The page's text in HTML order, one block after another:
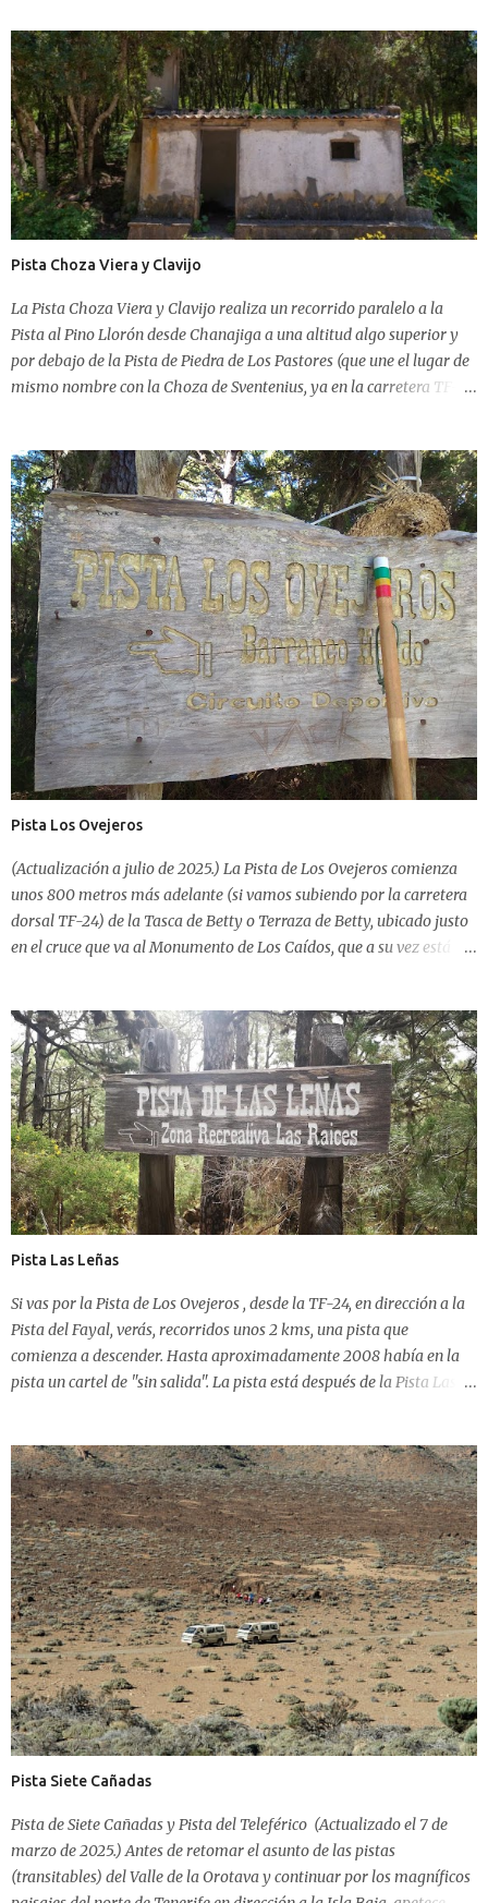
Piedra de Los Pastores, en sentido descendente por la Pista Vistas de
Sánchez. Antes de éstas hay una pista que sería la Pista del Corta
Fuegos. Antiguamente había uno que recorría la dorsal misma de
Tigaiga, además del propio recorrido vertical del cortafuegos existía
(y existe) una pista que va haciendo eses y va tocando cada tanto ese
antiguo cortafuegos. Ésta pista, el cortafuegos antiguo, una pista
que sube desde la Pista Campeches y que GRAFCAN etiqueta como
Pista Eucalipto así como la Pista Pesa de la Catalina se vienen a
encontrar en la Choza Viera y Clavijo (unas decenas de metros más
Pista Choza Viera y Clavijo
La Pista Choza Viera y Clavijo realiza un recorrido paralelo a la
Pista al Pino Llorón desde Chanajiga a una altitud algo superior y
por debajo de la Pista de Piedra de Los Pastores (que une el lugar de
mismo nombre con la Choza de Sventenius, ya en la carretera TF-21
vieja carretera trazada décadas atrás pero que nunca llegó a ser
asfaltada, ya que es una de las poquisimas pistas que en su
realización incluye malecones, muros y hasta algún disimulado
puente pegado a la ladera vertical de Tigaiga. Es uno de los últimos
lugares que aún conserva un refugio de montaña creado por la
antigua ICONA . Con el paso de estos últimos años, los últimos
incendios y el vandalismo, se ha ido deteriorando bastante, pero
hasta no hace mucho aún era habitual encontrar restos de fuego en
su interior y rastros de haber sido usada por senderistas,
especialmente en invierno. Esta...
Pista Los Ovejeros
(Actualización a julio de 2025.) La Pista de Los Ovejeros comienza
unos 800 metros más adelante (si vamos subiendo por la carretera
dorsal TF-24) de la Tasca de Betty o Terraza de Betty, ubicado justo
en el cruce que va al Monumento de Los Caídos, que a su vez está
una gran curva de 360º por la que continúa la Carretera Dorsal. Si
empezamos en este punto, la pista, salvo algunas ligeras pendientes
en ascenso, tiende a llanear, salvo a partir de los 3,5 kms., donde
encontrarás a tu derecha, comenzando a ascender, la Pista del Fayal
, que durante 5,5 kms. más, en ascenso, continua hasta llegar a Las
Lagunetas. En ese punto, ya desde unos cientos de metros más atrás,
la Pista de Los Ovejeros va en bajada continua. O eso creía.
Revisando la descripción original de 2008 me doy cuenta que lo que
toda la vida hemos entendido que "era" la Pista de ...
Pista Las Leñas
Si vas por la Pista de Los Ovejeros , desde la TF-24, en dirección a la
Pista del Fayal, verás, recorridos unos 2 kms, una pista que
comienza a descender. Hasta aproximadamente 2008 había en la
pista un cartel de "sin salida". La pista está después de la Pista Las
Recreativa de Las Raíces, donde antaño estaba el antiguo
monumento a Franco. La Pista Las Leñas no es esta, es la siguiente.
Hoy está señalizada como "a Las Raíces" y además hay dos señales
de dirección prohibida (las señales comunes de tráfico). La pista ha
sido limpiada en un par de ocasiones, pero por lo general suele tener
una buena capa de pinocha. Además de una buena cota de ascenso
desde la Zona Recreativa (parking que está por la entrada de abajo,
de menor cota). La pista tiene una distancia aproximada de
kilómetro y medio. La última vez que estuve ahí había un car...
Pista Siete Cañadas
Pista de Siete Cañadas y Pista del Teleférico (Actualizado el 7 de
marzo de 2025.) Antes de retomar el asunto de las pistas
(transitables) del Valle de la Orotava y continuar por los magníficos